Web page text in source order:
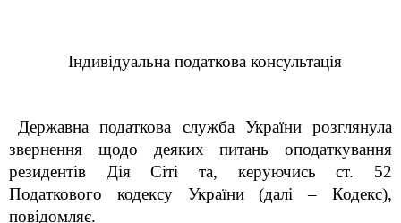
Індивідуальна податкова консультація
Державна податкова служба України розглянула
звернення щодо деяких питань оподаткування
резидентів Дія Сіті та, керуючись ст. 52
Податкового кодексу України (далі – Кодекс),
повідомляє.